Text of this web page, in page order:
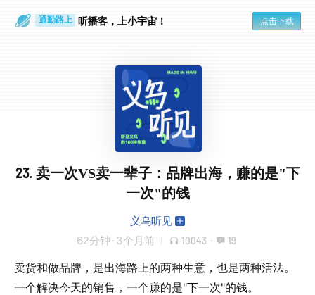
通勤路上 听播客，上小宇宙！ 点击下载
23. 卖一次VS卖一辈子：品牌出海，赚的是"下
一次"的钱
义乌听见
62分钟 · 3个月前 10043 · 19
卖货和做品牌，是出海路上的两种生意，也是两种活法。
一个解决今天的销售，一个赚的是"下一次"的钱。